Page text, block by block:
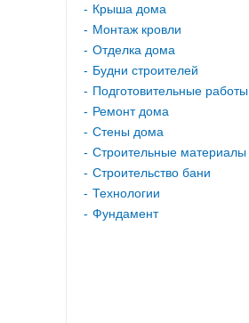
Крыша дома
Монтаж кровли
Отделка дома
Будни строителей
Подготовительные работы
Ремонт дома
Стены дома
Строительные материалы
Строительство бани
Технологии
Фундамент